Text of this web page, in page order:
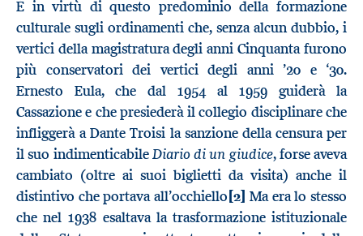
È in virtù di questo predominio della formazione
culturale sugli ordinamenti che, senza alcun dubbio, i
vertici della magistratura degli anni Cinquanta furono
più conservatori dei vertici degli anni ’20 e ‘30.
Ernesto Eula, che dal 1954 al 1959 guiderà la
Cassazione e che presiederà il collegio disciplinare che
infliggerà a Dante Troisi la sanzione della censura per
il suo indimenticabileDiario di un giudice, forse aveva
cambiato (oltre ai suoi biglietti da visita) anche il
distintivo che portava all’occhiello[2] Ma era lo stesso
che nel 1938 esaltava la trasformazione istituzionale